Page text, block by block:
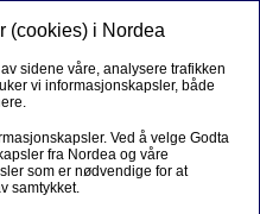
(cookies) i Nordea
sidene våre, analysere trafikken
vi informasjonskapsler, både
Ved å velge Godta
fra Nordea og våre
som er nødvendige for at
samtykket.